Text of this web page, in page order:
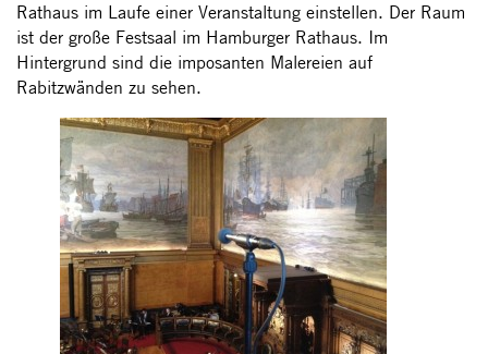
Rathaus im Laufe einer Veranstaltung einstellen. Der Raum
ist der große Festsaal im Hamburger Rathaus. Im
Hintergrund sind die imposanten Malereien auf
Rabitzwänden zu sehen.